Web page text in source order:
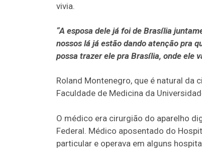
vivia.
“A esposa dele já foi de Brasília
nossos lá já estão dando atenção pra
possa trazer ele pra Brasília, onde ele
Roland Montenegro, que é natural da
Faculdade de Medicina da
O médico era cirurgião do aparelho
Federal. Médico aposentado do
particular e operava em alguns